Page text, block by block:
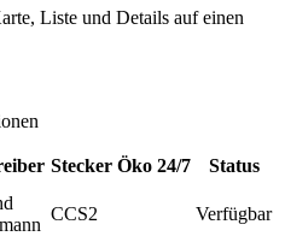
Liste und Details auf einen
Stecker Öko 24/7
Status
CCS2 Verfügbar